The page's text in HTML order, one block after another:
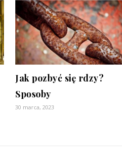
Jak pozbyć się rdzy?
Sposoby
30 marca, 2023